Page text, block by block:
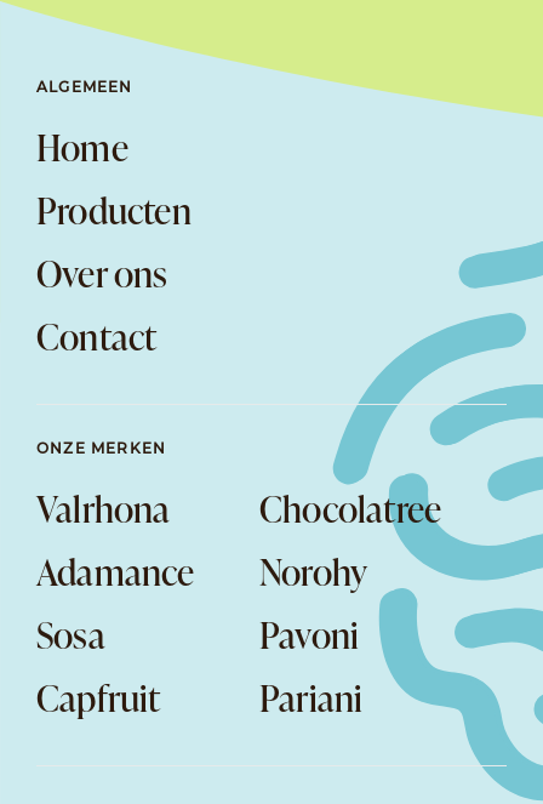
ALGEMEEN
Home
Producten
Over ons
Contact
ONZE MERKEN
Valrhona
Chocolatree
Adamance
Norohy
Sosa
Pavoni
Capfruit
Pariani